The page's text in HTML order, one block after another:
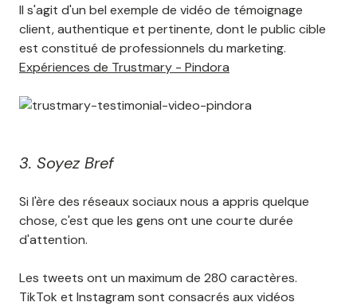
Il s'agit d'un bel exemple de vidéo de témoignage
client, authentique et pertinente, dont le public cible
est constitué de professionnels du marketing.
Expériences de Trustmary - Pindora
3. Soyez Bref
Si l'ère des réseaux sociaux nous a appris quelque
chose, c'est que les gens ont une courte durée
d'attention.
Les tweets ont un maximum de 280 caractères.
TikTok et Instagram sont consacrés aux vidéos